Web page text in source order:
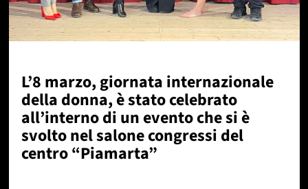
L’8 marzo, giornata internazionale
della donna, è stato celebrato
all’interno di un evento che si è
svolto nel salone congressi del
centro “Piamarta”